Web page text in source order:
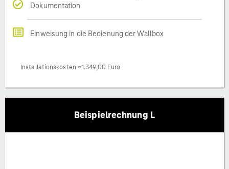
Dokumentation
Einweisung in die Bedienung der Wallbox
Installationskosten ~1.349,00 Euro
Beispielrechnung L